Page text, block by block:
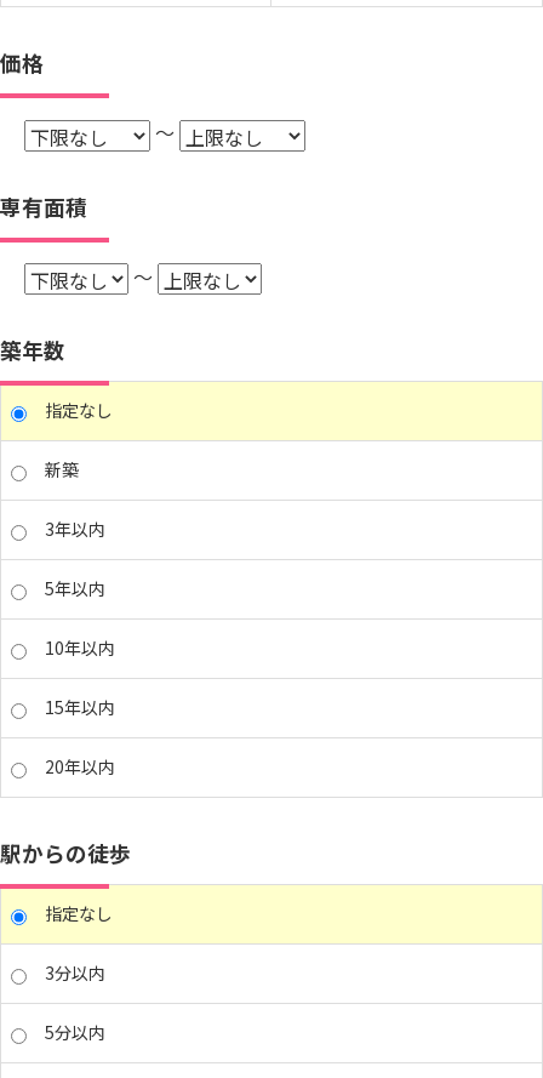
価格
～
専有面積
～
築年数
指定なし
新築
3年以内
5年以内
10年以内
15年以内
20年以内
駅からの徒歩
指定なし
3分以内
5分以内